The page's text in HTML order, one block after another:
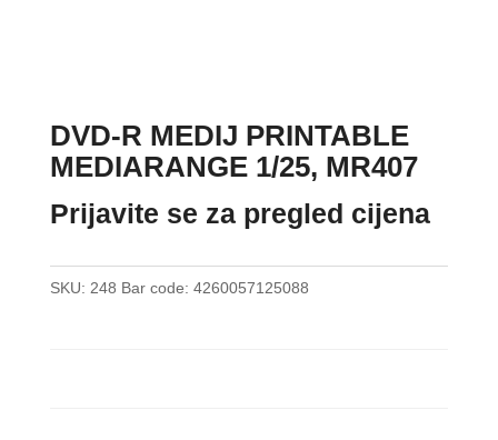
DVD-R MEDIJ PRINTABLE
MEDIARANGE 1/25, MR407
Prijavite se za pregled cijena
SKU: 248 Bar code: 4260057125088